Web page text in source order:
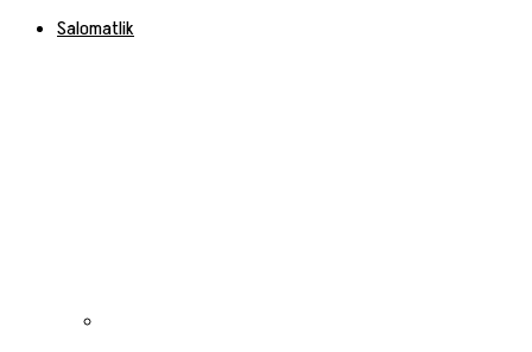
Salomatlik